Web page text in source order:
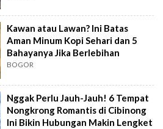
Kawan atau Lawan? Ini Batas
Aman Minum Kopi Sehari dan 5
Bahayanya Jika Berlebihan
BOGOR
Nggak Perlu Jauh-Jauh! 6 Tempat
Nongkrong Romantis di Cibinong
Ini Bikin Hubungan Makin Lengket